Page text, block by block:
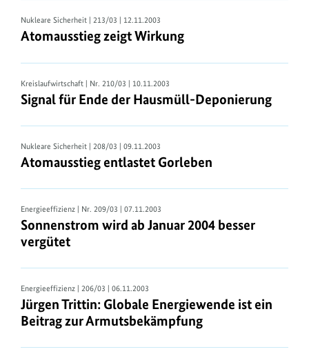
Nukleare Sicherheit | 213/03 | 12.11.2003
Atomausstieg zeigt Wirkung
Kreislaufwirtschaft | Nr. 210/03 | 10.11.2003
Signal für Ende der Hausmüll-Deponierung
Nukleare Sicherheit | 208/03 | 09.11.2003
Atomausstieg entlastet Gorleben
Energieeffizienz | Nr. 209/03 | 07.11.2003
Sonnenstrom wird ab Januar 2004 besser
vergütet
Energieeffizienz | 206/03 | 06.11.2003
Jürgen Trittin: Globale Energiewende ist ein
Beitrag zur Armutsbekämpfung